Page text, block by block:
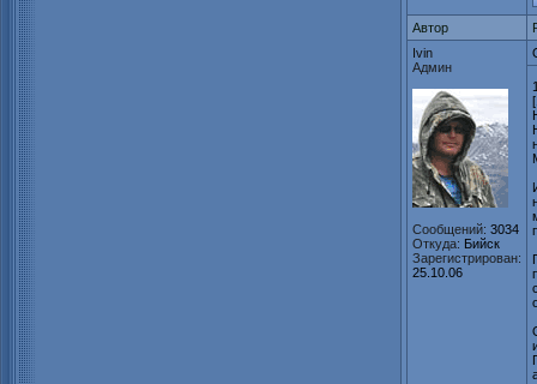
Автор
Ivin
Админ
Сообщений: 3034
Откуда: Бийск
Зарегистрирован:
25.10.06